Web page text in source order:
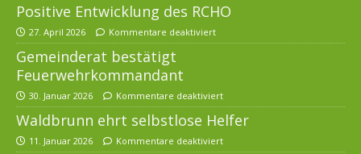
Positive Entwicklung des RCHO
27. April 2026 Kommentare deaktiviert
Gemeinderat bestätigt
Feuerwehrkommandant
30. Januar 2026 Kommentare deaktiviert
Waldbrunn ehrt selbstlose Helfer
11. Januar 2026 Kommentare deaktiviert